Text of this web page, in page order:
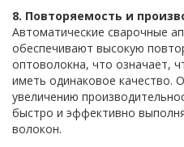
8. Повторяемость и
Автоматические сварочные
обеспечивают высокую
оптоволокна, что означает,
иметь одинаковое качество.
увеличению
быстро и эффективно
волокон.